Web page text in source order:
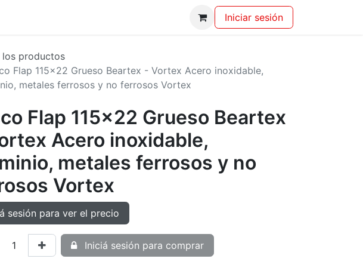
Iniciar sesión
los productos
Flap 115x22 Grueso Beartex - Vortex Acero inoxidable,
metales ferrosos y no ferrosos Vortex
Flap 115x22 Grueso Beartex
Acero inoxidable,
metales ferrosos y no
Vortex
sesión para ver el precio
Iniciá sesión para comprar